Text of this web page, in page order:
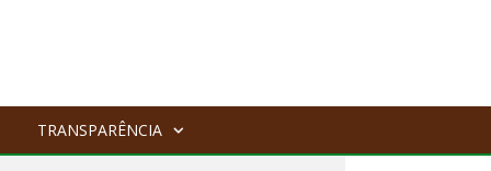
TRANSPARÊNCIA